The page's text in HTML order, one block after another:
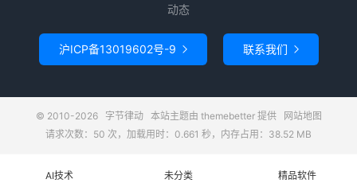
动态
沪ICP备13019602号-9  联系我们 
© 2010-2026 字节律动本站主题由 themebetter提供
网站地图
请求次数：50 次，加载用时：0.661 秒，内存占用：38.52 MB
AI技术 未分类 精品软件